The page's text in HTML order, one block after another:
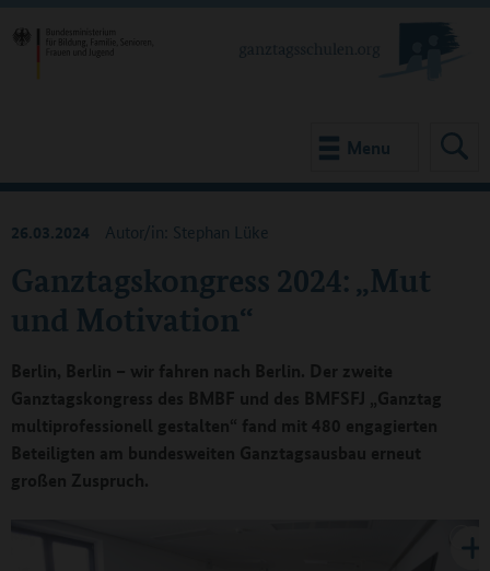
Menu
Ganztagskongress 2024: „Mut
und Motivation“
26.03.2024 Autor/in: Stephan Lüke
Berlin, Berlin – wir fahren nach Berlin. Der zweite
Ganztagskongress des BMBF und des BMFSFJ „Ganztag
multiprofessionell gestalten“ fand mit 480 engagierten
Beteiligten am bundesweiten Ganztagsausbau erneut
großen Zuspruch.